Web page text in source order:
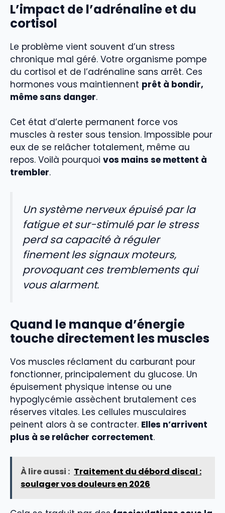
L’impact de l’adrénaline et du
cortisol
Le problème vient souvent d’un stress
chronique mal géré. Votre organisme pompe
du cortisol et de l’adrénaline sans arrêt. Ces
hormones vous maintiennent prêt à bondir,
même sans danger.
Cet état d’alerte permanent force vos
muscles à rester sous tension. Impossible pour
eux de se relâcher totalement, même au
repos. Voilà pourquoi vos mains se mettent à
trembler.
Un système nerveux épuisé par la
fatigue et sur-stimulé par le stress
perd sa capacité à réguler
finement les signaux moteurs,
provoquant ces tremblements qui
vous alarment.
Quand le manque d’énergie
touche directement les muscles
Vos muscles réclament du carburant pour
fonctionner, principalement du glucose. Un
épuisement physique intense ou une
hypoglycémie assèchent brutalement ces
réserves vitales. Les cellules musculaires
peinent alors à se contracter. Elles n’arrivent
plus à se relâcher correctement.
À lire aussi : Traitement du débord discal :
soulager vos douleurs en 2026